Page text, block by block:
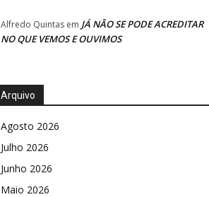
Alfredo Quintas em JÁ NÃO SE PODE ACREDITAR
NO QUE VEMOS E OUVIMOS
Arquivo
Agosto 2026
Julho 2026
Junho 2026
Maio 2026